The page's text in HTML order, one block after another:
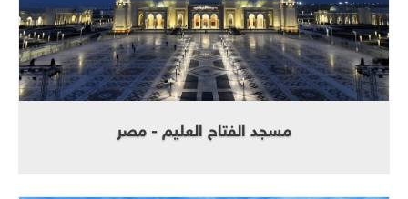
مسجد الفتاح العليم - مصر